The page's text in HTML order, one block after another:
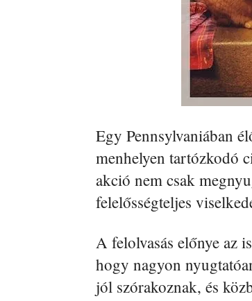
Egy Pennsylvaniában
menhelyen tartózkodó
akció nem csak
felelősségteljes
A felolvasás előnye az
hogy nagyon
jól szórakoznak, és